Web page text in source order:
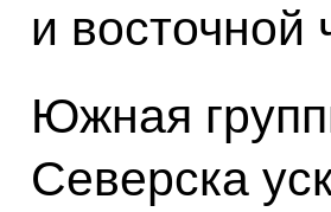
и восточной
Южная
Северска